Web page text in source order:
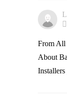
From All
About
Installers